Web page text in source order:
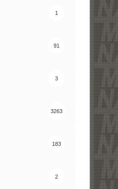
1
91
3
3263
183
2